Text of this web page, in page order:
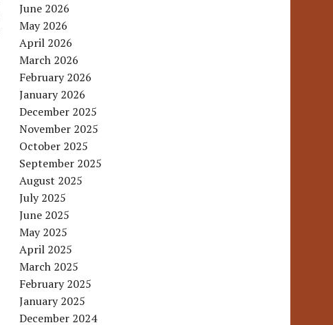
June 2026
May 2026
April 2026
March 2026
February 2026
January 2026
December 2025
November 2025
October 2025
September 2025
August 2025
July 2025
June 2025
May 2025
April 2025
March 2025
February 2025
January 2025
December 2024